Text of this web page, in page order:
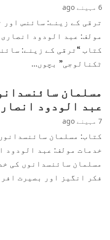
6 مہینے ago
ترقی کے زینے: سائنس اور
مولف: عبد الودود انصاری
کتاب “ترقی کے زینے:
ٹکنالوجی” بچوں…
مسلمان
عبد الودود
7 مہینے ago
کتاب: مسلمان
خدمات مولف: عبد الودود
مسلمان سائنسدانوں کی
فکر انگیز اور بصیرت